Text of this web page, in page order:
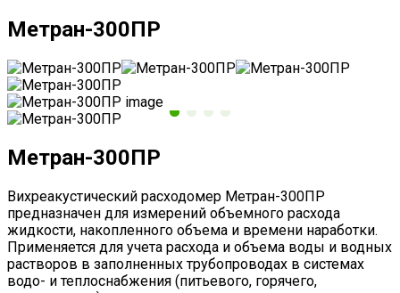
Метран-300ПР
Метран-300ПР
Вихреакустический расходомер Метран-300ПР
предназначен для измерений объемного расхода
жидкости, накопленного объема и времени наработки.
Применяется для учета расхода и объема воды и водных
растворов в заполненных трубопроводах в системах
водо- и теплоснабжения (питьевого, горячего,